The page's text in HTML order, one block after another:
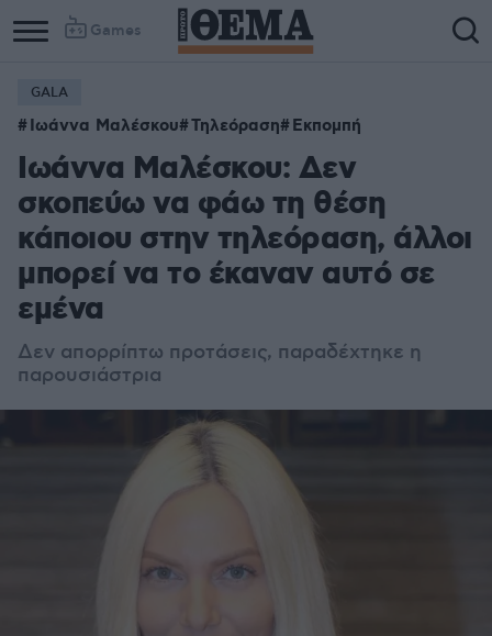
Games
GALA
Ιωάννα Μαλέσκου Τηλεόραση Εκπομπή
Ιωάννα Μαλέσκου: Δεν
σκοπεύω να φάω τη θέση
κάποιου στην τηλεόραση, άλλοι
μπορεί να το έκαναν αυτό σε
εμένα
Δεν απορρίπτω προτάσεις, παραδέχτηκε η
παρουσιάστρια